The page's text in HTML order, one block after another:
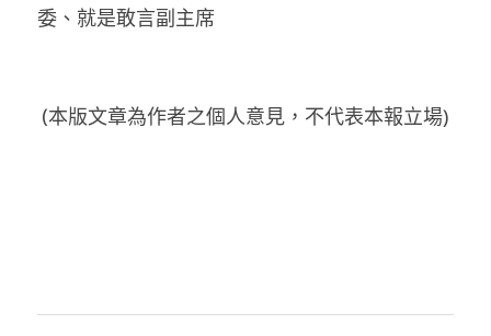
委、就是敢言副主席
(本版文章為作者之個人意見，不代表本報立場)